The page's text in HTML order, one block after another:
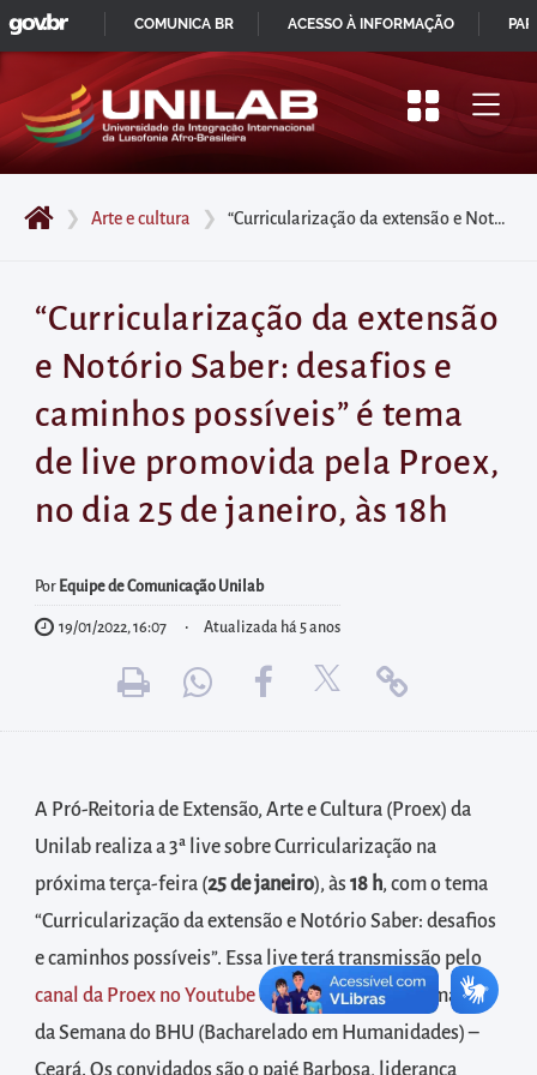
Pular
para
início
do
principal
Acessar
diretamente
menu
principal
Acessar
área
para
diretamente
as
informações
postas
no
rodapé
❯ Arte e cultura ❯ “Curricularização da extensão e Notório Saber: desafios e caminhos possíveis” é tema de live promovida pela Proex, no dia 25 de janeiro, às 18h
“Curricularização da extensão
e Notório Saber: desafios e
caminhos possíveis” é tema
de live promovida pela Proex,
no dia 25 de janeiro, às 18h
Por Equipe de Comunicação Unilab
19/01/2022, 16:07 Atualizada há 5 anos
A Pró-Reitoria de Extensão, Arte e Cultura (Proex) da
Unilab realiza a 3ª live sobre Curricularização na
próxima terça-feira (25 de janeiro), às18 h, com o tema
“Curricularização da extensão e Notório Saber: desafios
e caminhos possíveis”. Essa live terá transmissão pelo
canal da Proex no Youtubee integra-se à programação
da Semana do BHU (Bacharelado em Humanidades) –
IR
PARA
CONTEÚDO
GOVBR
COMUNICA BR ACESSO À INFORMAÇÃO